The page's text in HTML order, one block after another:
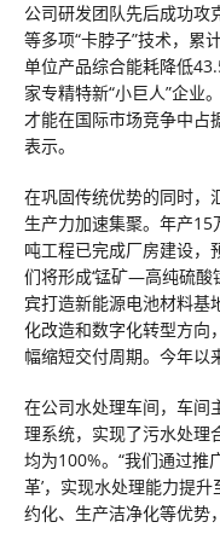
公司研发团队先后成功攻
等多项“卡脖子”技术，累
单位产品综合能耗降低
家专精特新“小巨人”企业
才能在国际市场竞争中占
表示。
在巩固传统优势的同时，
生产力加速集聚。年产
吨工程已完成厂房建设，
们将形成‘锰矿—高纯硫
宾打造新能源电池材料基
化改造和数字化转型方向
幅缩短交付周期。今年以
在公司水处理车间，车间
理系统，实现了污水处理
均为100%。“我们通过推
革’，实现水处理能力提
约化、生产洁净化等优势